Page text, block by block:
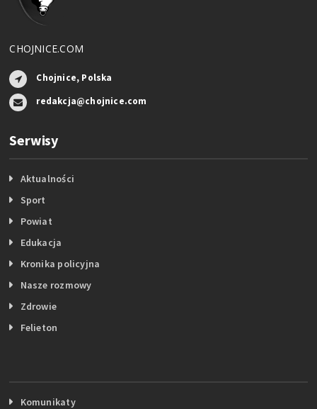
CHOJNICE.COM
Chojnice, Polska
redakcja@chojnice.com
Serwisy
Aktualności
Sport
Powiat
Edukacja
Kronika policyjna
Nasze rozmowy
Zdrowie
Felieton
Komunikaty